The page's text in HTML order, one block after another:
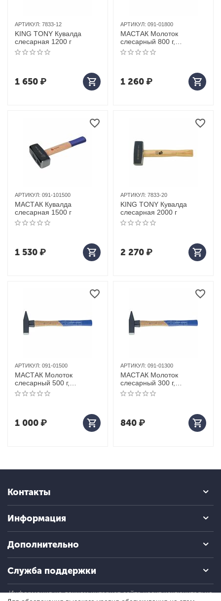
АРТИКУЛ: 7833-12
KING TONY Кувалда
слесарная 1200 г
1 650₽
АРТИКУЛ: 091-01800
МАСТАК Молоток
слесарный 800 г,
защитное нейлоновое
кольцо
1 260₽
АРТИКУЛ: 091-101500
МАСТАК Кувалда
слесарная 1500 г
1 530₽
АРТИКУЛ: 7833-20
KING TONY Кувалда
слесарная 2000 г
2 270₽
АРТИКУЛ: 091-01500
МАСТАК Молоток
слесарный 500 г,
защитное нейлоновое
кольцо
1 000₽
АРТИКУЛ: 091-01300
МАСТАК Молоток
слесарный 300 г,
защитное нейлоновое
кольцо
840₽
Контакты
Информация
Дополнительно
Служба поддержки
Информация на данном интернет-сайте носит исключительно